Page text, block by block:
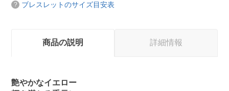
ブレスレットのサイズ目安表
商品の説明 詳細情報
艶やかなイエロー